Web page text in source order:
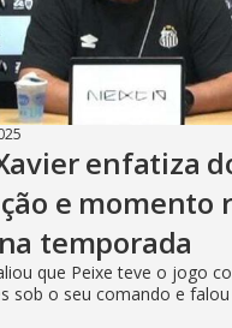
enfatiza
e momento
temporada
que Peixe teve o jogo
sob o seu comando e